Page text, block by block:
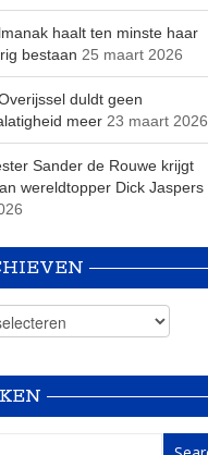
haalt ten minste haar
bestaan 25 maart 2026
duldt geen
meer 23 maart 2026
Sander de Rouwe krijgt
wereldtopper Dick Jaspers